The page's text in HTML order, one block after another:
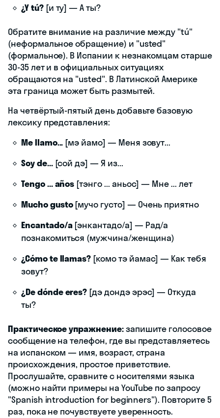
¿Y tú?[и ту] — А ты?
Обратите внимание на различие между "tú"
(неформальное обращение) и "usted"
(формальное). В Испании к незнакомцам старше
30-35 лет и в официальных ситуациях
обращаются на "usted". В Латинской Америке
эта граница может быть размытей.
На четвёртый-пятый день добавьте базовую
лексику представления:
Me llamo... [мэ йамо] — Меня зовут...
Soy de...[сой дэ] — Я из...
Tengo ... años [тэнго ... аньос] — Мне ... лет
Mucho gusto[мучо густо] — Очень приятно
Encantado/a[энкантадо/а] — Рад/а
познакомиться (мужчина/женщина)
¿Cómo te llamas? [комо тэ йамас] — Как тебя
зовут?
¿De dónde eres? [дэ дондэ эрэс] — Откуда
ты?
Практическое упражнение:запишите голосовое
сообщение на телефон, где вы представляетесь
на испанском — имя, возраст, страна
происхождения, простое приветствие.
Прослушайте, сравните с носителями языка
(можно найти примеры на YouTube по запросу
"Spanish introduction for beginners"). Повторите 5
раз, пока не почувствуете уверенность.